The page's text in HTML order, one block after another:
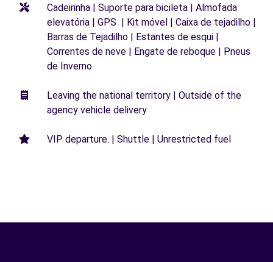
Cadeirinha | Suporte para bicileta | Almofada
elevatória | GPS | Kit móvel | Caixa de tejadilho |
Barras de Tejadilho | Estantes de esqui |
Correntes de neve | Engate de reboque | Pneus
de Inverno
Leaving the national territory | Outside of the
agency vehicle delivery
VIP departure. | Shuttle | Unrestricted fuel